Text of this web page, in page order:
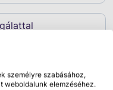
személyre szabásához,
weboldalunk elemzéséhez.